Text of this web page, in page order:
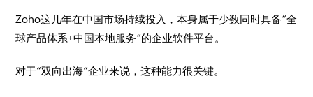
Zoho这几年在中国市场持续投入，本身属于少数同时具备“全
球产品体系+中国本地服务”的企业软件平台。
对于“双向出海”企业来说，这种能力很关键。